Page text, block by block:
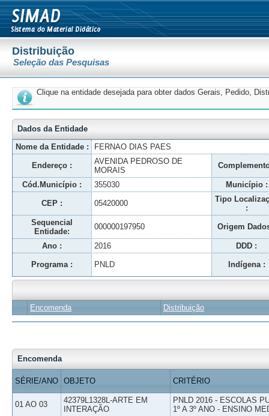
Distribuição
Seleção das Pesquisas
Clique na entidade desejada para obter dados Gerais, Pedido,
Dados da Entidade
Nome da Entidade :
FERNAO DIAS PAES
Endereço :
AVENIDA PEDROSO DE
MORAIS
Cód.Município : 355030 Município :
CEP : 05420000
Tipo
:
Sequencial
Entidade:
000000197950 Origem
Ano : 2016 DDD :
Programa : PNLD Indígena :
Encomenda Distribuição
Encomenda
SÉRIE/ANO OBJETO CRITÉRIO
01 AO 03
42379L1328L-ARTE EM
INTERAÇÃO
PNLD 2016 - ESCOLAS
1º A 3º ANO - ENSINO